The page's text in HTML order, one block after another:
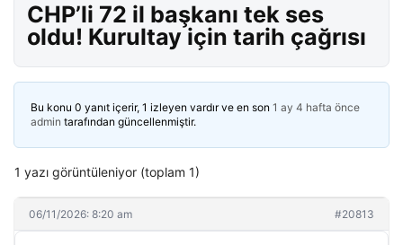
CHP’li 72 il başkanı tek ses
oldu! Kurultay için tarih çağrısı
Bu konu 0 yanıt içerir, 1 izleyen vardır ve en son 1 ay 4 hafta önce
admin tarafından güncellenmiştir.
1 yazı görüntüleniyor (toplam 1)
06/11/2026: 8:20 am #20813